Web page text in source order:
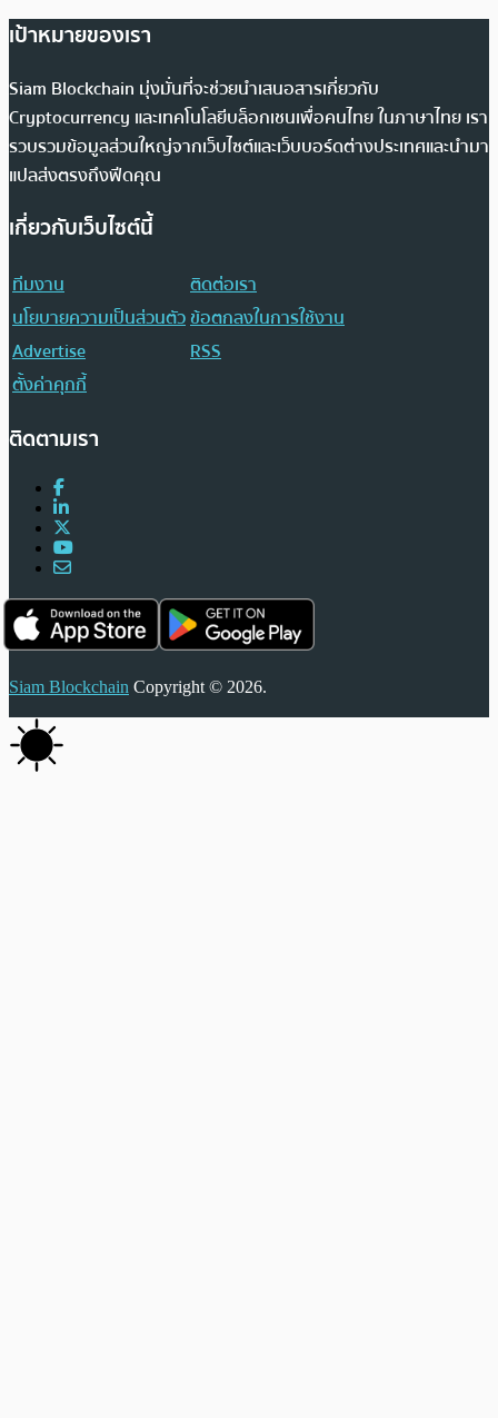
เป้าหมายของเรา
Siam Blockchain มุ่งมั่นที่จะช่วยนำเสนอสารเกี่ยวกับ
Cryptocurrency และเทคโนโลยีบล็อกเชนเพื่อคนไทย ในภาษาไทย เรา
รวบรวมข้อมูลส่วนใหญ่จากเว็บไซต์และเว็บบอร์ดต่างประเทศและนำมา
แปลส่งตรงถึงฟีดคุณ
เกี่ยวกับเว็บไซต์นี้
ทีมงาน
ติดต่อเรา
นโยบายความเป็นส่วนตัวข้อตกลงในการใช้งาน
Advertise
RSS
ตั้งค่าคุกกี้
ติดตามเรา
Siam Blockchain Copyright © 2026.